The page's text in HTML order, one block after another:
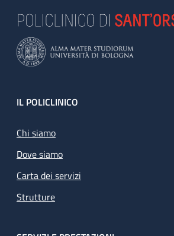
Footer
IL POLICLINICO
Chi siamo
Dove siamo
Carta dei servizi
Strutture